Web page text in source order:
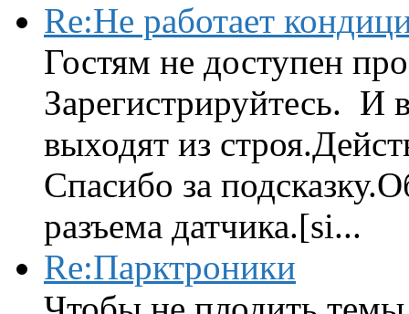
Re:Не работает
Гостям не доступен
Зарегистрируйтесь. И
выходят из
Спасибо за
разъема датчика.[si...
Re:Парктроники